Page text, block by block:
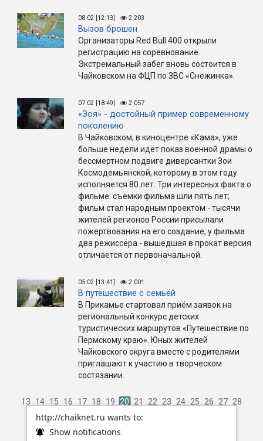
http://chaiknet.ru wants to:
Show notifications
08.02 [12:13] 2 203
Вызов брошен
Организаторы Red Bull 400 открыли
регистрацию на соревнование.
Экстремальный забег вновь состоится в
Чайковском на ФЦП по ЗВС «Снежинка».
07.02 [18:49] 2 057
«Зоя» - достойный пример современному
поколению
В Чайковском, в киноцентре «Кама», уже
больше недели идёт показ военной драмы о
бессмертном подвиге диверсантки Зои
Космодемьянской, которому в этом году
исполняется 80 лет. Три интересных факта о
фильме: съёмки фильма шли пять лет;
фильм стал народным проектом - тысячи
жителей регионов России присылали
пожертвования на его создание; у фильма
два режиссёра - вышедшая в прокат версия
отличается от первоначальной.
05.02 [13:41] 2 001
В путешествие с семьёй
В Прикамье стартовал приём заявок на
региональный конкурс детских
туристических маршрутов «Путешествие по
Пермскому краю». Юных жителей
Чайковского округа вместе с родителями
приглашают к участию в творческом
состязании.
13 14 15 16 17 18 19 20 21 22 23 24 25 26 27 28